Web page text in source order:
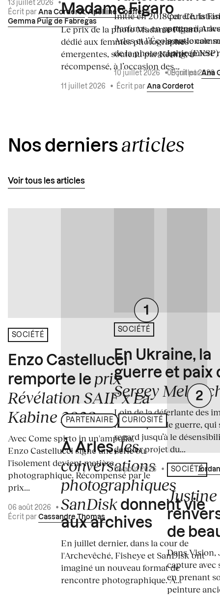
13 juillet 2026
•
Écrit par Ana Corderot,Apolline Coëffetet
Gemma Puig de Fabregas
Madame Figaro
Le prix de la photo Madame Figaro,
dédié aux femmes photographes
émergentes, soutenu par Kering, a
récompensé, à l’occasion des...
11 juillet 2026 • Écrit par Ana Corderot
Initié en 2018 par
Parfums, en partenariat
Arles et l’École nationale
de la photographie (ENSP)
10 juillet 2026 •Écrit parAna
Cet été, la
portes à
sous le
La première
09 juillet 2026
Nos derniers articles
Voir tous les articles
SOCIÉTÉ
Enzo Castellucci
remporte le prix
Révélation SAIF x La
Kabine 2026
Avec Come spirto in un'ampolla,
Enzo Castellucci signe une série où
l'isolement devient matière
photographique. Récompensé par le
prix...
06 août 2026
•
Écrit par Cassandre Thomas
PARTENAIRE CURIOSITÉ
À Arles,les
conversations
photographiques
SanDisk donnent vie
aux archives
En juillet dernier, dans la cour de
l'Archevêché, Fisheye et SanDisk ont
imaginé un nouveau format de
rencontre photographique. À...
SOCIÉTÉ
En Ukraine, la
guerre et paix
Sergey
Loin de la déferlante des
médiatiques de guerre, qui
regard jusqu’à le
dernier projet du...
04 août 2026 • Écrit par
SOCIÉTÉ
de
Dans
capture avec
en prenant
peinture